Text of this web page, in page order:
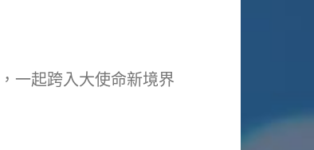
一起跨入大使命新境界